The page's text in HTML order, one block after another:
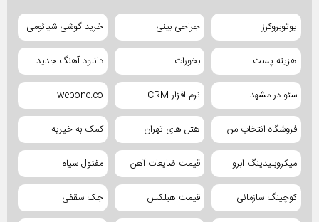
یوتوبروکرز جراحی بینی خرید گوشی شیائومی
هزینه پست بخورات دانلود آهنگ جدید
سئو در مشهد نرم افزار CRM webone.co
فروشگاه انتخاب من هتل های تهران کمک به خیریه
میکروبلیدینگ ابرو قیمت ضایعات آهن مفتول سیاه
کوچینگ سازمانی قیمت هبلکس جک سقفی